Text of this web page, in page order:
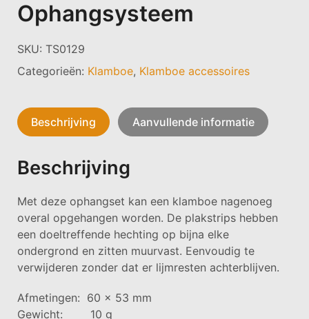
Ophangsysteem
SKU: TS0129
Categorieën: Klamboe, Klamboe accessoires
Beschrijving Aanvullende informatie
Beschrijving
Met deze ophangset kan een klamboe nagenoeg
overal opgehangen worden. De plakstrips hebben
een doeltreffende hechting op bijna elke
ondergrond en zitten muurvast. Eenvoudig te
verwijderen zonder dat er lijmresten achterblijven.
Afmetingen: 60 x 53 mm
Gewicht: 10 g